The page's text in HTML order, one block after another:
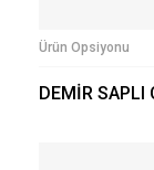
Ürün Opsiyonu
DEMİR